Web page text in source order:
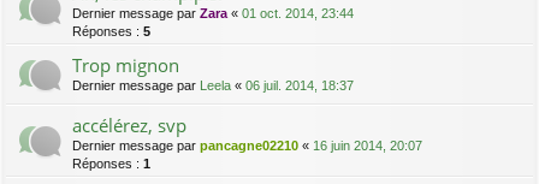
Dernier message par Zara « 01 oct. 2014, 23:44
Réponses : 5
Trop mignon
Dernier message par Leela « 06 juil. 2014, 18:37
accélérez, svp
Dernier message par pancagne02210 « 16 juin 2014, 20:07
Réponses : 1